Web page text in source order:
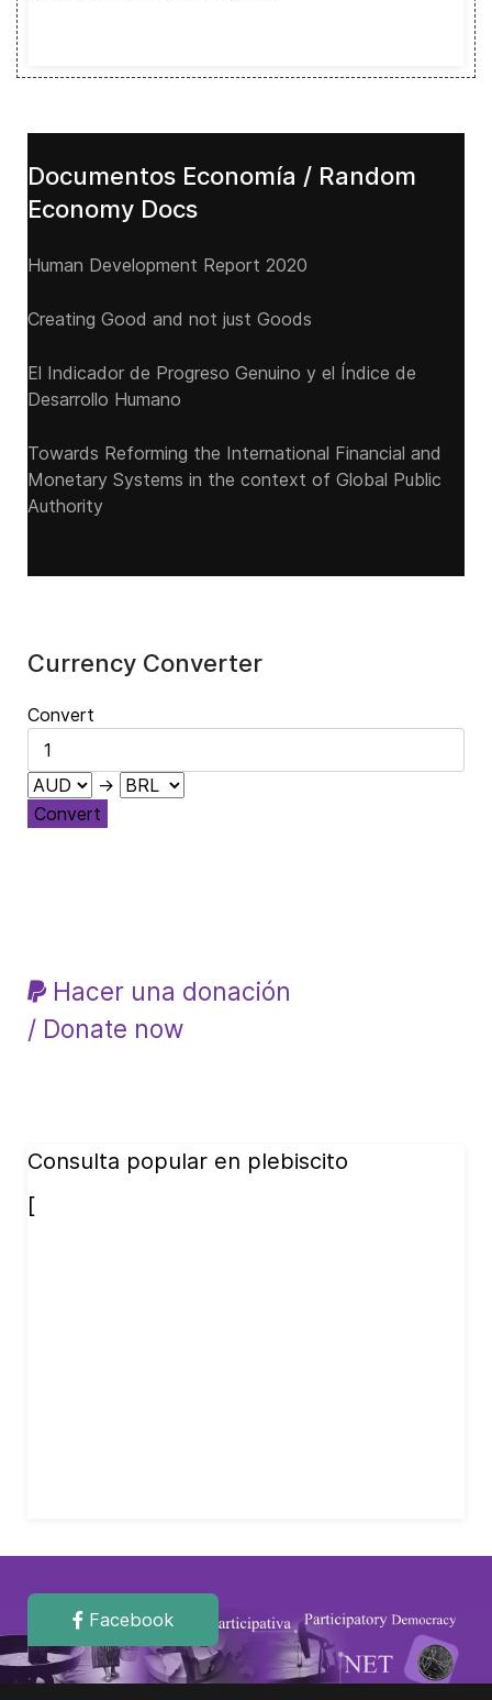
Documentos Economía / Random
Economy Docs
Human Development Report 2020
Creating Good and not just Goods
El Indicador de Progreso Genuino y el Índice de
Desarrollo Humano
Towards Reforming the International Financial and
Monetary Systems in the context of Global Public
Authority
Currency Converter
Convert
→
Convert
Hacer una donación
/ Donate now
Consulta popular en plebiscito
[
Facebook